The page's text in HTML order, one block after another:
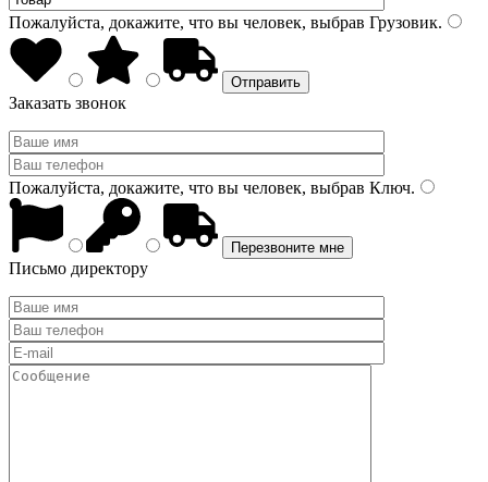
Пожалуйста, докажите, что вы человек, выбрав Грузовик.
Заказать звонок
Пожалуйста, докажите, что вы человек, выбрав Ключ.
Письмо директору